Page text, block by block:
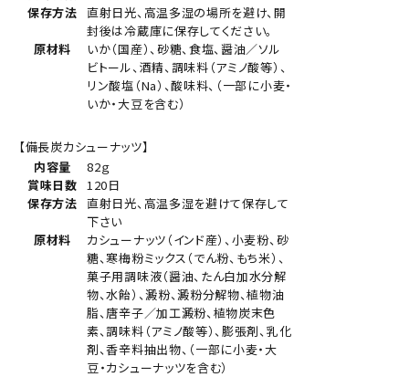
保存方法 直射日光、高温多湿の場所を避け、開
封後は冷蔵庫に保存してください。
原材料
いか（国産）、砂糖、食塩、醤油／ソル
ビトール、酒精、調味料（アミノ酸等）、
リン酸塩（Na）、酸味料、（一部に小麦・
いか・大豆を含む）
【備長炭カシューナッツ】
内容量
82ｇ
賞味日数
120日
保存方法 直射日光、高温多湿を避けて保存して
下さい
原材料
カシューナッツ（インド産）、小麦粉、砂
糖、寒梅粉ミックス（でん粉、もち米）、
菓子用調味液（醤油、たん白加水分解
物、水飴）、澱粉、澱粉分解物、植物油
脂、唐辛子／加工澱粉、植物炭末色
素、調味料（アミノ酸等）、膨張剤、乳化
剤、香辛料抽出物、（一部に小麦・大
豆・カシューナッツを含む）